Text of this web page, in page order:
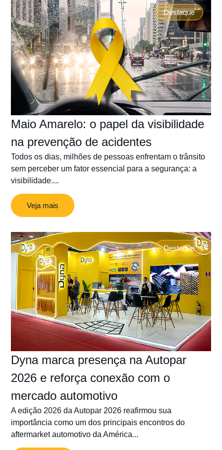
Destaque
Maio Amarelo: o papel da visibilidade
na prevenção de acidentes
Todos os dias, milhões de pessoas enfrentam o trânsito
sem perceber um fator essencial para a segurança: a
visibilidade....
Veja mais
Destaque
Dyna marca presença na Autopar
2026 e reforça conexão com o
mercado automotivo
A edição 2026 da Autopar 2026 reafirmou sua
importância como um dos principais encontros do
aftermarket automotivo da América...